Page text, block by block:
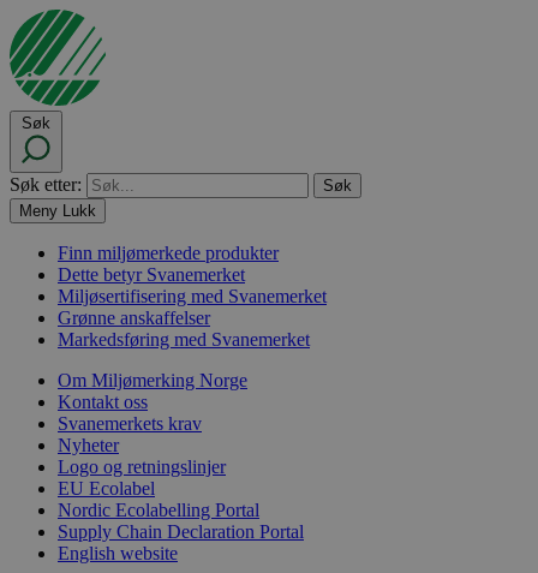
Søk
Søk etter:
Meny Lukk
Finn miljømerkede produkter
Dette betyr Svanemerket
Miljøsertifisering med Svanemerket
Grønne anskaffelser
Markedsføring med Svanemerket
Om Miljømerking Norge
Kontakt oss
Svanemerkets krav
Nyheter
Logo og retningslinjer
EU Ecolabel
Nordic Ecolabelling Portal
Supply Chain Declaration Portal
English website